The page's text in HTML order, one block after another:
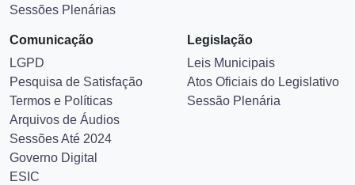
Sessões Plenárias
Comunicação
LGPD
Pesquisa de Satisfação
Termos e Políticas
Arquivos de Áudios
Sessões Até 2024
Governo Digital
ESIC
Legislação
Leis Municipais
Atos Oficiais do Legislativo
Sessão Plenária